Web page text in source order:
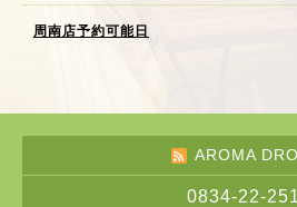
周南店予約可能日
AROMA
0834-22-